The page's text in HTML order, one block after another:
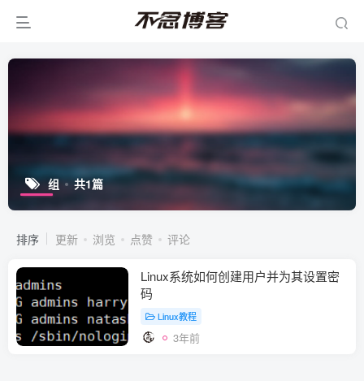
组 共1篇
排序 更新 浏览 点赞 评论
Linux系统如何创建用户并为其设置密
码
Linux教程
3年前